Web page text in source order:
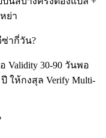
ย่า
ซ่ากี่วัน?
Validity 30-90 วันพอ
ให้กงสุล Verify Multi-